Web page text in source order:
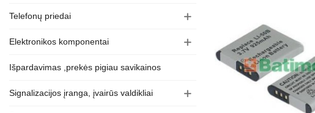
Telefonų priedai
Elektronikos komponentai
Išpardavimas ,prekės pigiau savikainos
Signalizacijos įranga, įvairūs valdikliai